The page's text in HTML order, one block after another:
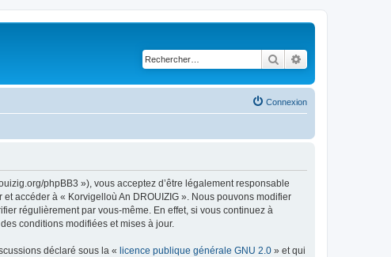
Rechercher
Connexion
phpBB3 »), vous acceptez d’être légalement responsable
accéder à « Korvigelloù An DROUIZIG ». Nous pouvons modifier
régulièrement par vous-même. En effet, si vous continuez à
conditions modifiées et mises à jour.
déclaré sous la « licence publique générale GNU 2.0 » et qui